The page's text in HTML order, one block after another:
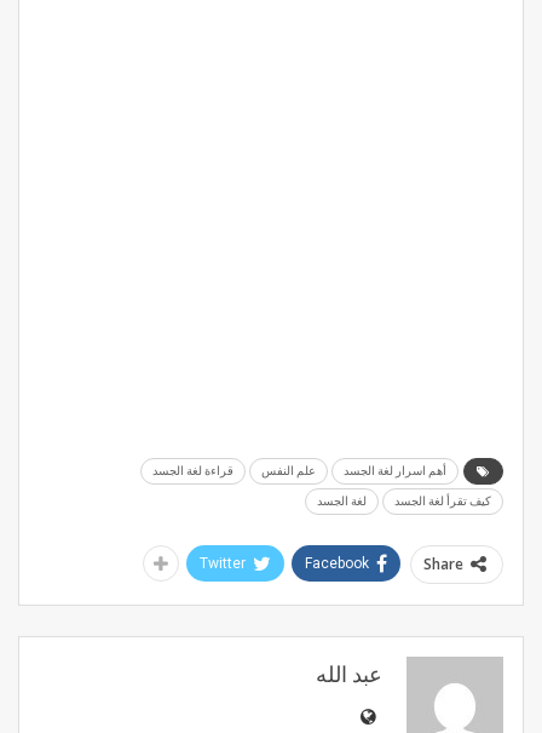
أهم اسرار لغة الجسد علم النفس قراءة لغة الجسد
كيف تقرأ لغة الجسد لغة الجسد
Share
Facebook
Twitter
عبد الله